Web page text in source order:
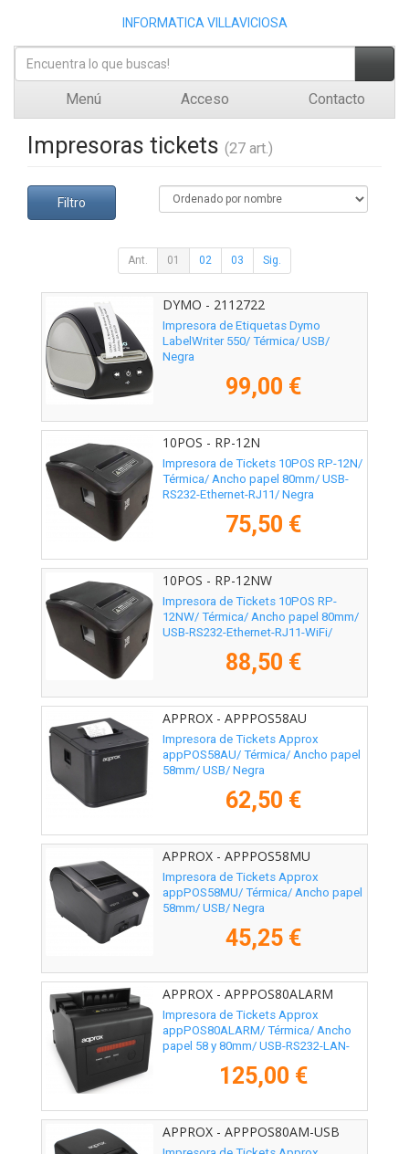
INFORMATICA VILLAVICIOSA
Menú Acceso Contacto
Impresoras tickets (27 art.)
Filtro
Ant. 01 02 03 Sig.
DYMO - 2112722
Impresora de Etiquetas Dymo
LabelWriter 550/ Térmica/ USB/
Negra
99,00 €
10POS - RP-12N
Impresora de Tickets 10POS RP-12N/
Térmica/ Ancho papel 80mm/ USB-
RS232-Ethernet-RJ11/ Negra
75,50 €
10POS - RP-12NW
Impresora de Tickets 10POS RP-
12NW/ Térmica/ Ancho papel 80mm/
USB-RS232-Ethernet-RJ11-WiFi/
88,50 €
APPROX - APPPOS58AU
Impresora de Tickets Approx
appPOS58AU/ Térmica/ Ancho papel
58mm/ USB/ Negra
62,50 €
APPROX - APPPOS58MU
Impresora de Tickets Approx
appPOS58MU/ Térmica/ Ancho papel
58mm/ USB/ Negra
45,25 €
APPROX - APPPOS80ALARM
Impresora de Tickets Approx
appPOS80ALARM/ Térmica/ Ancho
papel 58 y 80mm/ USB-RS232-LAN-
125,00 €
APPROX - APPPOS80AM-USB